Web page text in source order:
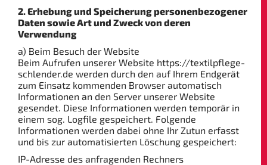
2. Erhebung und Speicherung personenbezogener
Daten sowie Art und Zweck von deren
Verwendung
a) Beim Besuch der Website
Beim Aufrufen unserer Website https://textilpflege-
schlender.de werden durch den auf Ihrem Endgerät
zum Einsatz kommenden Browser automatisch
Informationen an den Server unserer Website
gesendet. Diese Informationen werden temporär in
einem sog. Logfile gespeichert. Folgende
Informationen werden dabei ohne Ihr Zutun erfasst
und bis zur automatisierten Löschung gespeichert:
IP-Adresse des anfragenden Rechners